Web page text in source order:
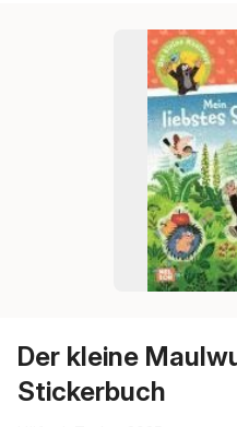
Der kleine
Stickerbuch